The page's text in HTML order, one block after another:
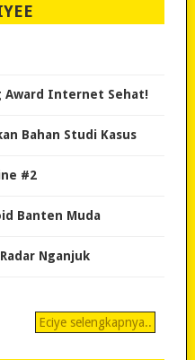
Award Internet Sehat!
Bahan Studi Kasus
#2
Banten Muda
Nganjuk
Eciye selengkapnya..